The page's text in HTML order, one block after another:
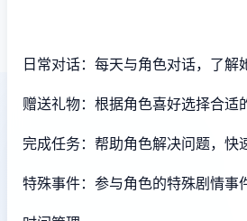
日常对话：每天与角色对话，了解
赠送礼物：根据角色喜好选择合适
完成任务：帮助角色解决问题，快
特殊事件：参与角色的特殊剧情事